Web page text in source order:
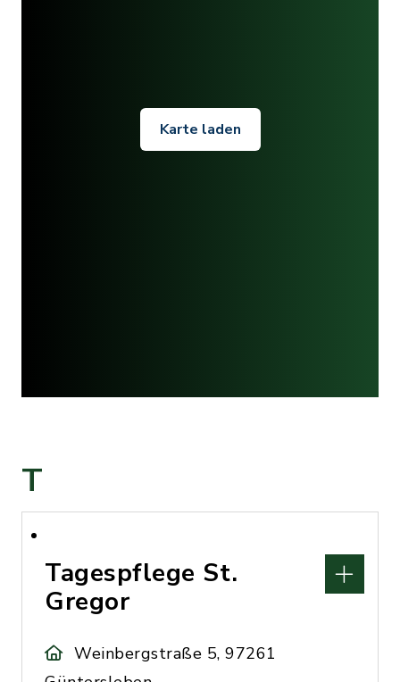
Karte laden
T
Tagespflege St.
Gregor
Weinbergstraße 5, 97261